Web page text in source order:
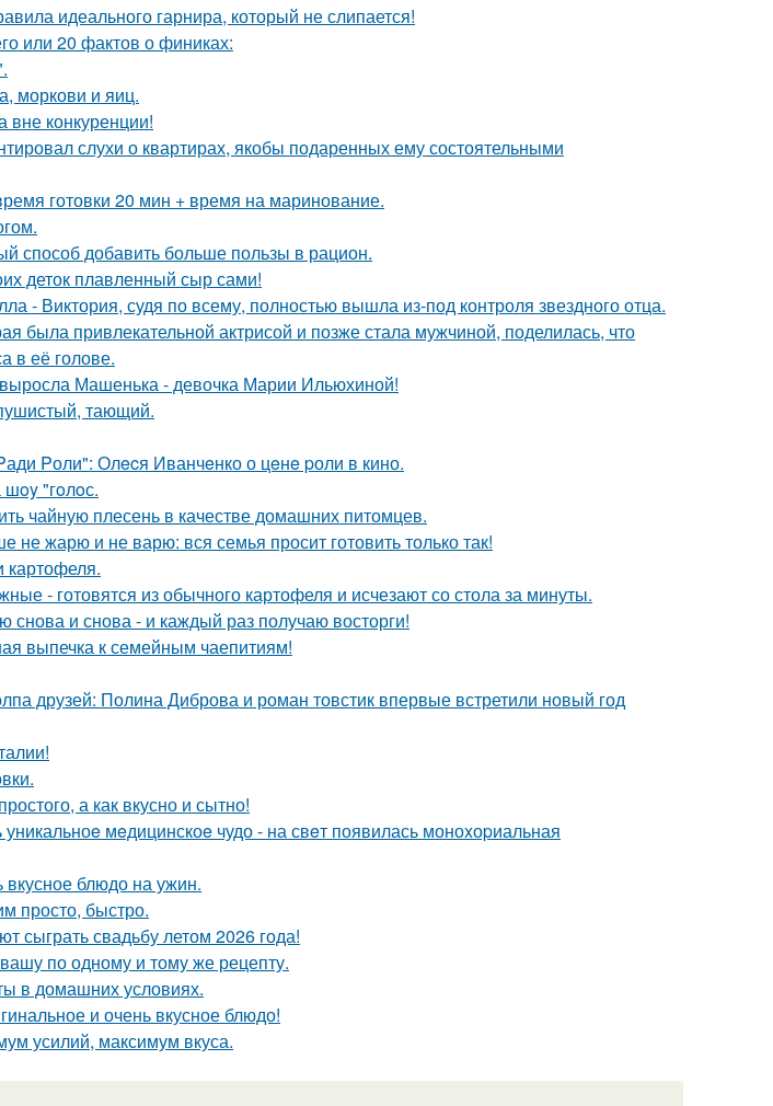
идеального гарнира, который не слипается!
или 20 фактов о финиках:
моркови и яиц.
вне конкуренции!
слухи о квартирах, якобы подаренных ему состоятельными
готовки 20 мин + время на маринование.
способ добавить больше пользы в рацион.
деток плавленный сыр сами!
- Виктория, судя по всему, полностью вышла из-под контроля звездного отца.
была привлекательной актрисой и позже стала мужчиной, поделилась, что
в её голове.
выросла Машенька - девочка Марии Ильюхиной!
тающий.
Pоли": Олecя Иванчeнко о цeнe pоли в кино.
шoy "гoлoс.
чайную плесень в качестве домашних питомцев.
не жарю и не варю: вся семья просит готовить только так!
картофеля.
- готовятся из обычного картофеля и исчезают со стола за минуты.
снова и снова - и каждый раз получаю восторги!
выпечка к семейным чаепитиям!
друзей: Полина Диброва и роман товстик впервые встретили новый год
а как вкусно и сытно!
мeдицинскоe чудо - на свeт появилась моноxоpиальная
блюдо на ужин.
просто, быстро.
сыграть свадьбу летом 2026 года!
по одному и тому же рецепту.
в домашних условиях.
и очень вкусное блюдо!
усилий, максимум вкуса.